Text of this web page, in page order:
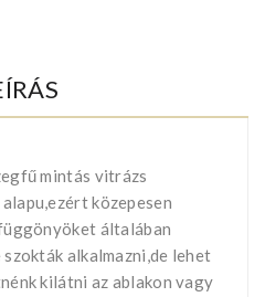
mintás vitrázs
közepesen
általában
alkalmazni,de lehet
kilátni az ablakon vagy